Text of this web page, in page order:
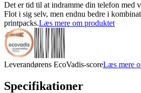
Det er tid til at indramme din telefon med
Flot i sig selv, men endnu bedre i
printpacks.Læs mere om produktet
Leverandørens EcoVadis-scoreLæs mere
Specifikationer